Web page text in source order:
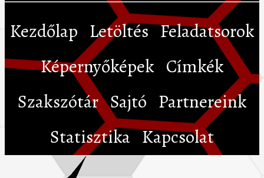
Kezdőlap Letöltés Feladatsorok
Képernyőképek Címkék
Szakszótár Sajtó Partnereink
Statisztika Kapcsolat